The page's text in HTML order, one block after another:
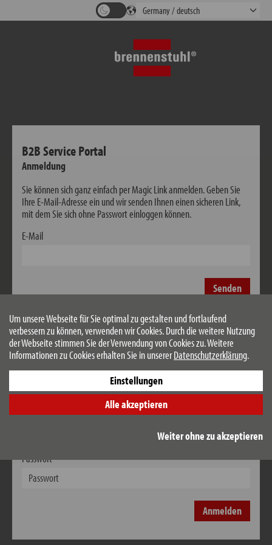
Um unsere Webseite für Sie optimal zu gestalten und fortlaufend
verbessern zu können, verwenden wir Cookies. Durch die weitere Nutzung
der Webseite stimmen Sie der Verwendung von Cookies zu. Weitere
Informationen zu Cookies erhalten Sie in unsererDatenschutzerklärung.
Einstellungen
Alle akzeptieren
Weiter ohne zu akzeptieren
B2B Service Portal
Anmeldung
Sie können sich ganz einfach per Magic Link anmelden. Geben Sie
Ihre E-Mail-Adresse ein und wir senden Ihnen einen sicheren Link,
mit dem Sie sich ohne Passwort einloggen können.
E-Mail
Senden
Sie haben bereits ein eigenes Konto? Bitte melden Sie sich an!
Passwort
Anmelden